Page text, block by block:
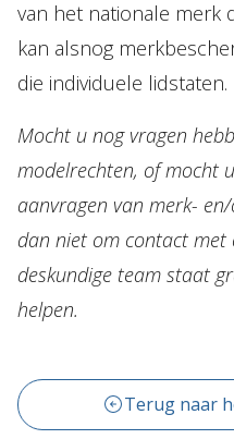
van het nationale merk
kan alsnog
die individuele lidstaten.
Mocht u nog vragen
modelrechten, of mocht
aanvragen van merk-
dan niet om contact met
deskundige team staat
helpen.
Terug naar